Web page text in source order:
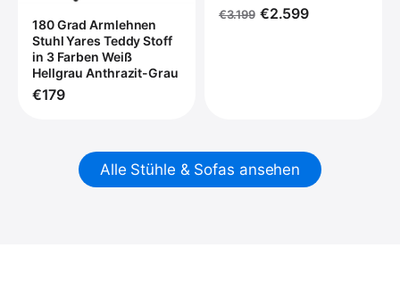
180 Grad Armlehnen
Stuhl Yares Teddy Stoff
in 3 Farben Weiß
Hellgrau Anthrazit-Grau
€179
€3.199 €2.599
Alle Stühle & Sofas ansehen